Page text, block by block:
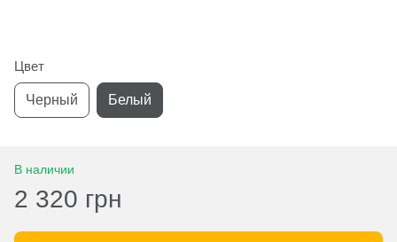
Цвет
Черный Белый
В наличии
2 320 грн